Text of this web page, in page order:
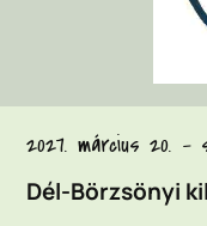
2027. március 20. -
Dél-Börzsönyi